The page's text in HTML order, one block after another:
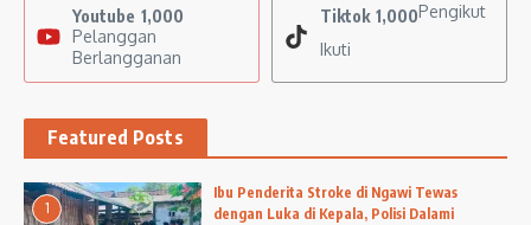
Youtube 1,000
Pelanggan
Berlangganan
Tiktok 1,000Pengikut
Ikuti
Featured Posts
1
Ibu Penderita Stroke di Ngawi Tewas
dengan Luka di Kepala, Polisi Dalami